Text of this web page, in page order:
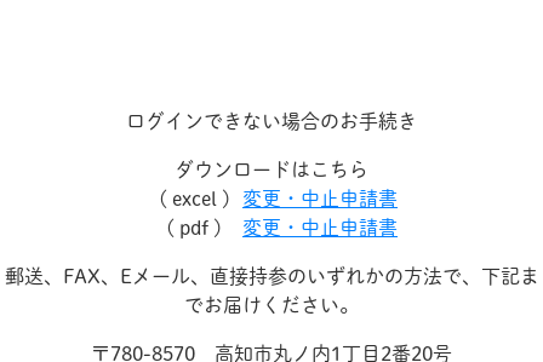
ログインできない場合のお手続き
ダウンロードはこちら
( excel )
変更・中止申請書
( pdf )
変更・中止申請書
郵送、FAX、Eメール、直接持参のいずれかの方法で、下記ま
でお届けください。
〒780-8570 高知市丸ノ内1丁目2番20号